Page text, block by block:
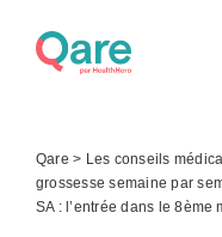
Qare > Les conseils
grossesse semaine par
SA : l’entrée dans le 8ème